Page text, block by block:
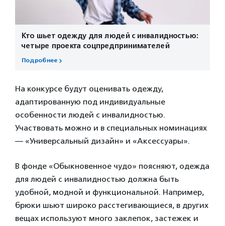
Кто шьет одежду для людей с инвалидностью:
четыре проекта соцпредпринимателей
Подробнее
На конкурсе будут оценивать одежду,
адаптированную под индивидуальные
особенности людей с инвалидностью.
Участвовать можно и в специальных номинациях
— «Универсальный дизайн» и «Аксессуары».
В фонде «Обыкновенное чудо» поясняют, одежда
для людей с инвалидностью должна быть
удобной, модной и функциональной. Например,
брюки шьют широко расстегивающиеся, в других
вещах используют много заклепок, застежек и